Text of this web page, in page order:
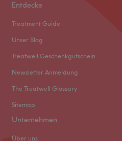
Entdecke
Treatment Guide
Unser Blog
Treatwell Geschenkgutschein
Newsletter Anmeldung
The Treatwell Glossary
Sitemap
Unternehmen
Über uns